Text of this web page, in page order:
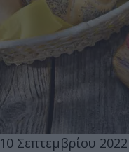
10 Σεπτεμβρίου 2022